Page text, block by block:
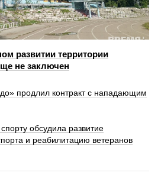
развитии территории
не заключен
продлил контракт с нападающим
обсудила развитие
и реабилитацию ветеранов